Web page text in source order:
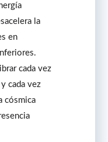
la
en
cada vez
cada vez
cósmica